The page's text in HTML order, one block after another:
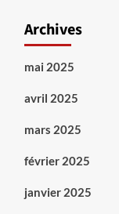
Archives
mai 2025
avril 2025
mars 2025
février 2025
janvier 2025